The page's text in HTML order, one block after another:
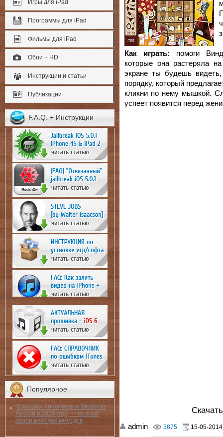
Игры для iPad
Программы для iPad
Фильмы для iPad
Обои + HD
Инструкции и статьи
Публикации
F.A.Q. + Инструкции
Популярное
Способы пополнения Steam из
России в 2026 году — полный
обзор рабочих методов
Как играть: помоги
которые она растеряла
экране ты будешь
порядку, который
кликни по нему мышкой.
успеет появится перед
admin 3875 15-05-